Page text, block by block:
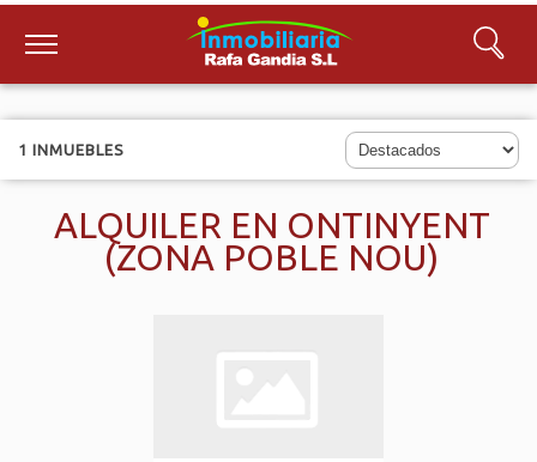
1 INMUEBLES
ALQUILER EN ONTINYENT
(ZONA POBLE NOU)